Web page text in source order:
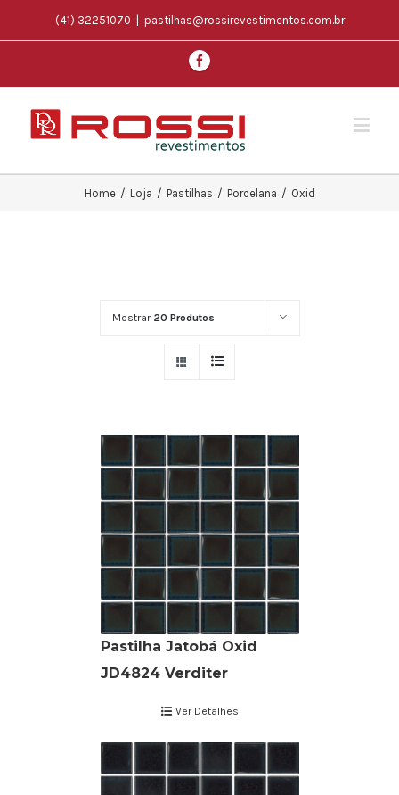
(41) 32251070 pastilhas@rossirevestimentos.com.br
Home / Loja / Pastilhas / Porcelana / Oxid
Mostrar 20 Produtos
Pastilha Jatobá Oxid
JD4824 Verditer
Ver Detalhes